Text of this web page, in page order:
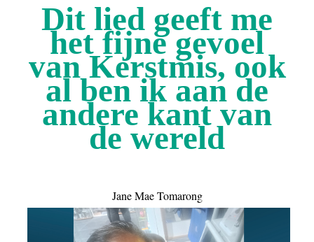
Dit lied geeft me
het fijne gevoel
van Kerstmis, ook
al ben ik aan de
andere kant van
de wereld
Jane Mae Tomarong